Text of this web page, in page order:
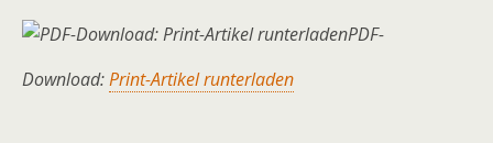
PDF-
Download:Print-Artikel runterladen